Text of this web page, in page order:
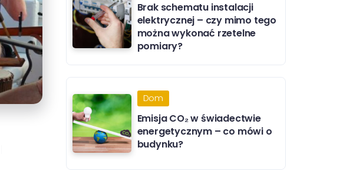
Brak schematu instalacji
elektrycznej – czy mimo tego
można wykonać rzetelne
pomiary?
Dom
Emisja CO₂ w świadectwie
energetycznym – co mówi o
budynku?